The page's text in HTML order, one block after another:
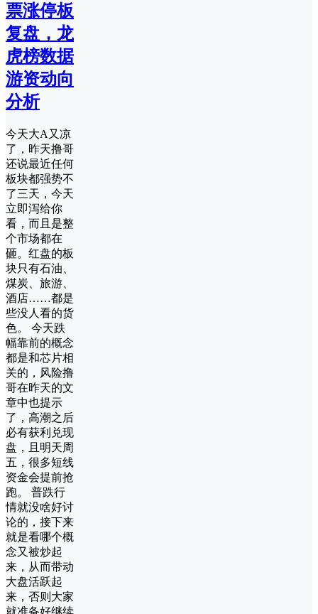
票涨停板
复盘，龙
虎榜数据
游资动向
分析
今天大A又凉
了，昨天撸哥
还说最近任何
板块都强势不
了三天，今天
立即泻给你
看，而且是整
个市场都在
砸。红盘的板
块只有石油、
煤炭、旅游、
酒店……都是
些没人看的货
色。 今天跌
幅靠前的概念
都是和芯片相
关的，风险撸
哥在昨天的文
章中也提示
了，高潮之后
必有获利兑现
盘，且明天周
五，很多短线
资金会提前抢
跑。 普跌行
情就没啥好讨
论的，接下来
就是看哪个概
念又被炒起
来，从而带动
大盘活跃起
来，否则大家
就准备好继续